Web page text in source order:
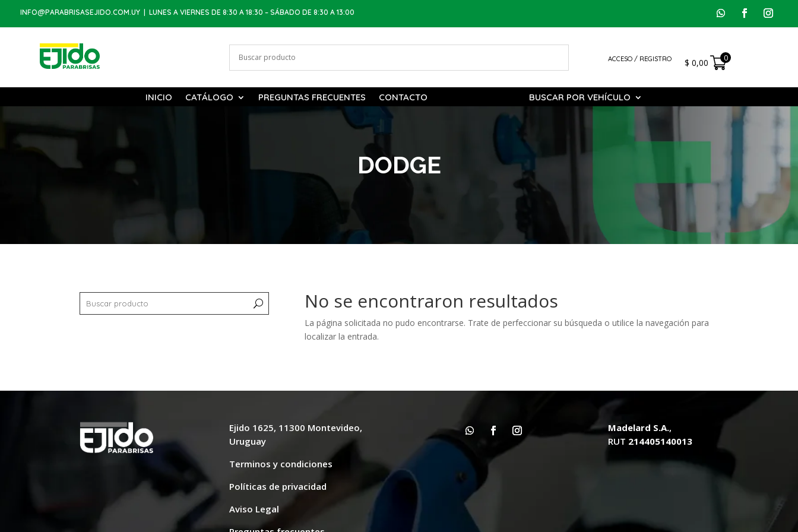
INFO@PARABRISASEJIDO.COM.UY| LUNES A VIERNES DE 8:30 A 18:30 – SÁBADO DE 8:30 A 13:00
ACCESO / REGISTRO $ 0,00 0
INICIO CATÁLOGO PREGUNTAS FRECUENTES CONTACTO BUSCAR POR VEHÍCULO
DODGE
No se encontraron resultados
La página solicitada no pudo encontrarse. Trate de perfeccionar su búsqueda o utilice la navegación para
localizar la entrada.
Ejido 1625, 11300 Montevideo,
Uruguay
Terminos y condiciones
Políticas de privacidad
Aviso Legal
Madelard S.A.,
RUT 214405140013